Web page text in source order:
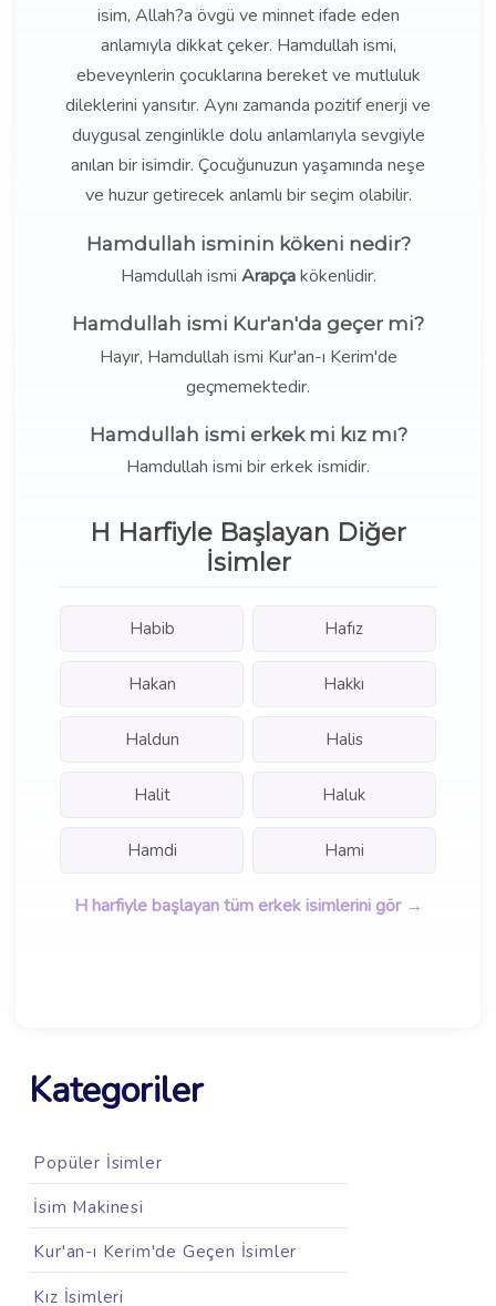
isim, Allah?a övgü ve minnet ifade eden
anlamıyla dikkat çeker. Hamdullah ismi,
ebeveynlerin çocuklarına bereket ve mutluluk
dileklerini yansıtır. Aynı zamanda pozitif enerji ve
duygusal zenginlikle dolu anlamlarıyla sevgiyle
anılan bir isimdir. Çocuğunuzun yaşamında neşe
ve huzur getirecek anlamlı bir seçim olabilir.
Hamdullah isminin kökeni nedir?
Hamdullah ismi Arapçakökenlidir.
Hamdullah ismi Kur'an'da geçer mi?
Hayır, Hamdullah ismi Kur'an-ı Kerim'de
geçmemektedir.
Hamdullah ismi erkek mi kız mı?
Hamdullah ismi bir erkek ismidir.
H Harfiyle Başlayan Diğer
İsimler
Habib Hafız
Hakan Hakkı
Haldun Halis
Halit Haluk
Hamdi Hami
H harfiyle başlayan tüm erkek isimlerini gör →
Kategoriler
Popüler İsimler
İsim Makinesi
Kur'an-ı Kerim'de Geçen İsimler
Kız İsimleri